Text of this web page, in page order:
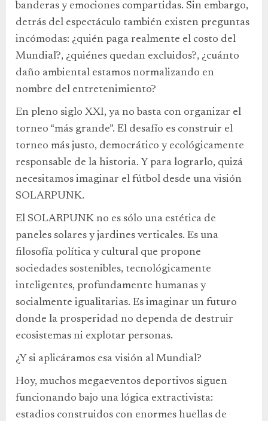
banderas y emociones compartidas. Sin embargo,
detrás del espectáculo también existen preguntas
incómodas: ¿quién paga realmente el costo del
Mundial?, ¿quiénes quedan excluidos?, ¿cuánto
daño ambiental estamos normalizando en
nombre del entretenimiento?
En pleno siglo XXI, ya no basta con organizar el
torneo “más grande”. El desafío es construir el
torneo más justo, democrático y ecológicamente
responsable de la historia. Y para lograrlo, quizá
necesitamos imaginar el fútbol desde una visión
SOLARPUNK.
El SOLARPUNK no es sólo una estética de
paneles solares y jardines verticales. Es una
filosofía política y cultural que propone
sociedades sostenibles, tecnológicamente
inteligentes, profundamente humanas y
socialmente igualitarias. Es imaginar un futuro
donde la prosperidad no dependa de destruir
ecosistemas ni explotar personas.
¿Y si aplicáramos esa visión al Mundial?
Hoy, muchos megaeventos deportivos siguen
funcionando bajo una lógica extractivista:
estadios construidos con enormes huellas de